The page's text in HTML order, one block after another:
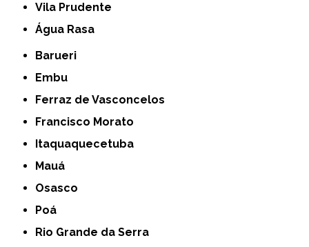
Vila Prudente
Água Rasa
Barueri
Embu
Ferraz de Vasconcelos
Francisco Morato
Itaquaquecetuba
Mauá
Osasco
Poá
Rio Grande da Serra